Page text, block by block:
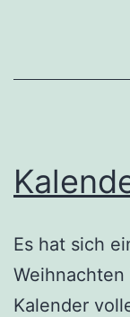
Es hat sich
Kalender